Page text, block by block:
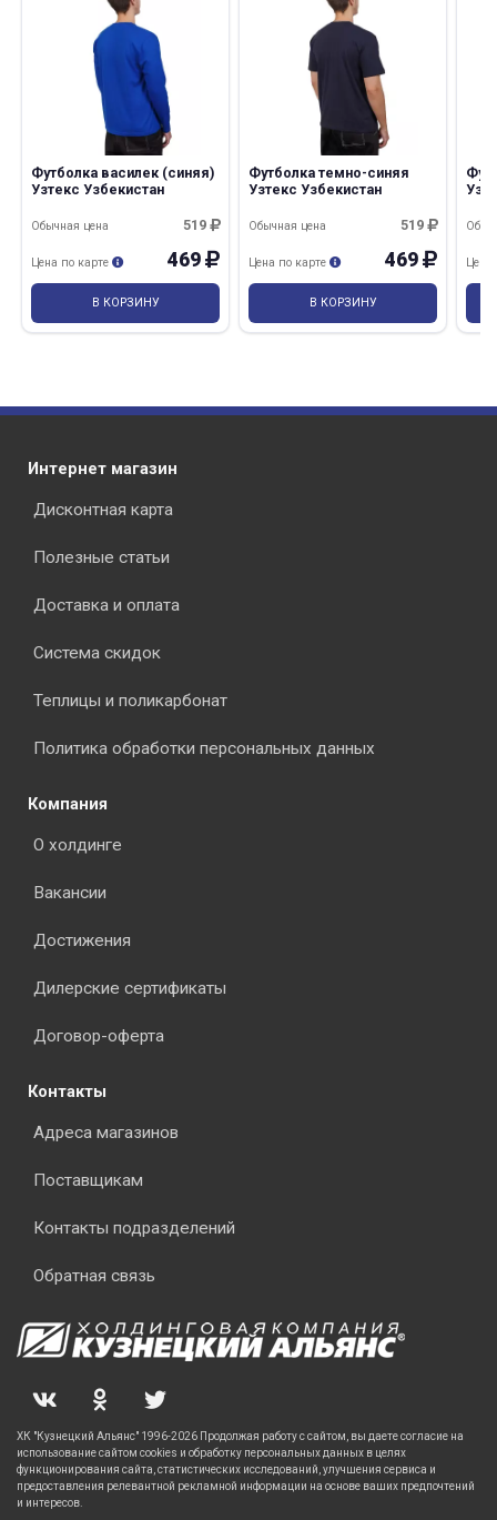
Футболка василек (синяя)
Узтекс Узбекистан
519
Обычная цена
469
Цена по карте
В КОРЗИНУ
Футболка темно-синяя
Узтекс Узбекистан
519
Обычная цена
469
Цена по карте
В КОРЗИНУ
Цена
Интернет магазин
Дисконтная карта
Полезные статьи
Доставка и оплата
Система скидок
Теплицы и поликарбонат
Политика обработки персональных данных
Компания
О холдинге
Вакансии
Достижения
Дилерские сертификаты
Договор-оферта
Контакты
Адреса магазинов
Поставщикам
Контакты подразделений
Обратная связь
ХК "Кузнецкий Альянс" 1996-2026 Продолжая работу с сайтом, вы даете согласие на
использование сайтом cookies и обработку персональных данных в целях
функционирования сайта, статистических исследований, улучшения сервиса и
предоставления релевантной рекламной информации на основе ваших предпочтений
и интересов.